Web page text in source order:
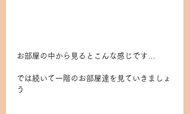
お部屋の中から見るとこんな感じです…
では続いて一階のお部屋達を見ていきましょ
う